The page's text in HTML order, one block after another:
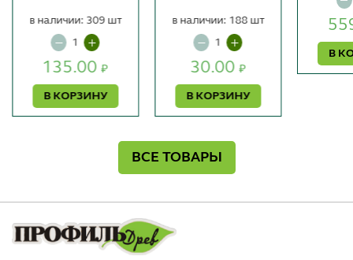
135.00₽
В КОРЗИНУ
в наличии: 309 шт
30.00₽
В КОРЗИНУ
в наличии: 188 шт
В
ВСЕ ТОВАРЫ